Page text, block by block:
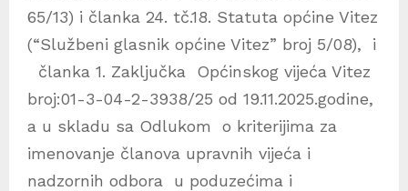
65/13) i članka 24. tč.18. Statuta općine Vitez
(“Službeni glasnik općine Vitez” broj 5/08), i
članka 1. Zaključka Općinskog vijeća Vitez
broj:01-3-04-2-3938/25 od 19.11.2025.godine,
a u skladu sa Odlukom o kriterijima za
imenovanje članova upravnih vijeća i
nadzornih odbora u poduzećima i